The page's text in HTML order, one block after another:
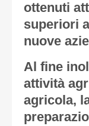
ottenuti
superiori
nuove
Al fine
attività
agricola,